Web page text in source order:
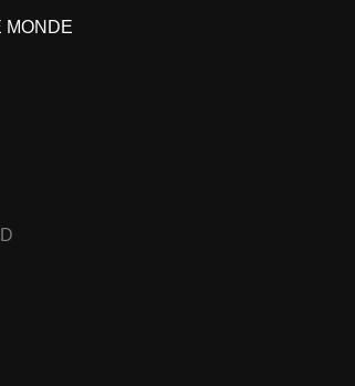
MONDE